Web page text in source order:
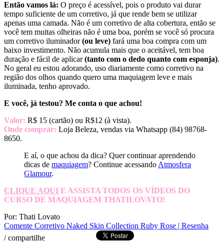
Então vamos lá: O preço é acessível, pois o produto vai durar
tempo suficiente de um corretivo, já que rende bem se utilizar
apenas uma camada. Não é um corretivo de alta cobertura, então se
você tem muitas olheiras não é uma boa, porém se você só procura
um corretivo iluminador(ou leve) fará uma boa compra com um
baixo investimento. Não acumula mais que o aceitável, tem boa
duração e fácil de aplicar(tanto com o dedo quanto com esponja).
No geral eu estou adorando, uso diariamente como corretivo na
região dos olhos quando quero uma maquiagem leve e mais
iluminada, tenho aprovado.
E você, já testou? Me conta o que achou!
Valor: R$ 15 (cartão) ou R$12 (à vista).
Onde comprar: Loja Beleza, vendas via Whatsapp (84) 98768-
8650.
E aí, o que achou da dica? Quer continuar aprendendo
dicas de maquiagem? Continue acessando Atmosfera
Glamour.
CLIQUE AQUI E ASSISTA TODOS OS VÍDEOS DO
CURSO DE MAQUIAGEM THATILOVATO!
Por: Thati Lovato
Comente Corretivo Naked Skin Collection Ruby Rose | Resenha
/compartilhe